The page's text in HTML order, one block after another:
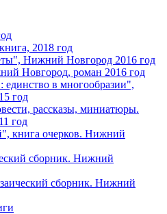
2018 год
Нижний Новгород 2016 год
Новгород, роман 2016 год
единство в многообразии",
год
рассказы, миниатюры.
год
книга очерков. Нижний
сборник. Нижний
сборник. Нижний